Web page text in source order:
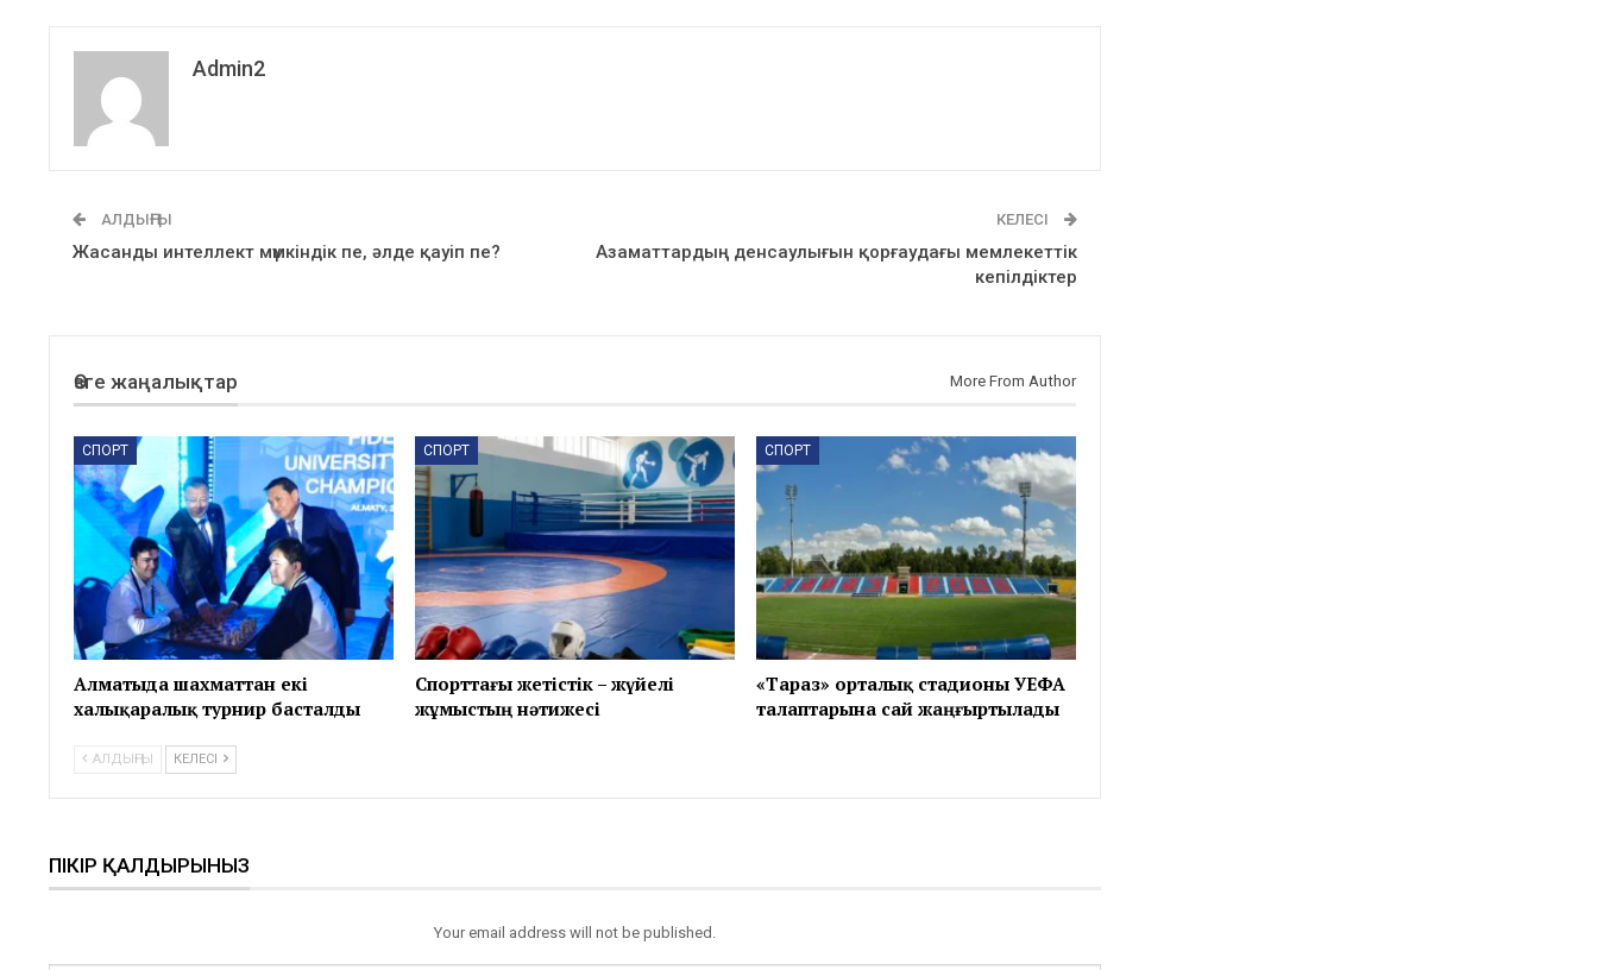
Admin2
АЛДЫҢҒЫ
Жасанды интеллект мүмкіндік пе, әлде қауіп пе?
КЕЛЕСІ
Азаматтардың денсаулығын қорғаудағы мемлекеттік
кепілдіктер
Өзге жаңалықтар More From Author
СПОРТ
Алматыда шахматтан екі
халықаралық турнир басталды
СПОРТ
Спорттағы жетістік – жүйелі
жұмыстың нәтижесі
СПОРТ
«Тараз» орталық стадионы УЕФА
талаптарына сай жаңғыртылады
АЛДЫҢҒЫ КЕЛЕСІ
ПІКІР ҚАЛДЫРЫНЫЗ
Your email address will not be published.